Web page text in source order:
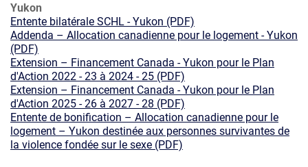
Yukon
Entente bilatérale SCHL - Yukon (PDF)
Addenda – Allocation canadienne pour le logement - Yukon
(PDF)
Extension – Financement Canada - Yukon pour le Plan
d'Action 2022 - 23 à 2024 - 25 (PDF)
Extension – Financement Canada - Yukon pour le Plan
d'Action 2025 - 26 à 2027 - 28 (PDF)
Entente de bonification – Allocation canadienne pour le
logement – Yukon destinée aux personnes survivantes de
la violence fondée sur le sexe (PDF)